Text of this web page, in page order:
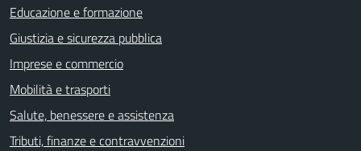
Educazione e formazione
Giustizia e sicurezza pubblica
Imprese e commercio
Mobilità e trasporti
Salute, benessere e assistenza
Tributi, finanze e contravvenzioni